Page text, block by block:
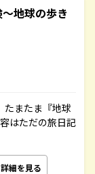
地球の歩き
たまたま『地球
はただの旅日記
詳細を見る